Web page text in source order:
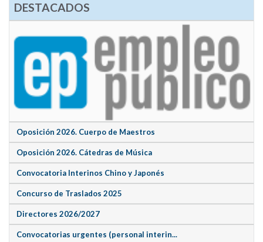
DESTACADOS
Oposición 2026. Cuerpo de Maestros
Oposición 2026. Cátedras de Música
Convocatoria Interinos Chino y Japonés
Concurso de Traslados 2025
Directores 2026/2027
Convocatorias urgentes (personal interin...